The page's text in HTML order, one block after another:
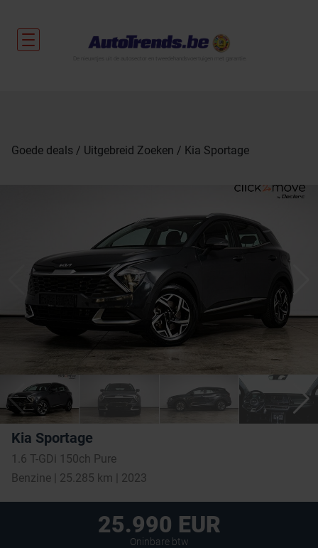
Goede deals Uitgebreid Zoeken Kia Sportage
Kia Sportage
1.6 T-GDi 150ch Pure
Benzine | 25.285 km | 2023
25.990 EUR
Oninbare btw